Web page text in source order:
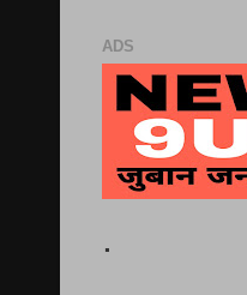
ADS
.